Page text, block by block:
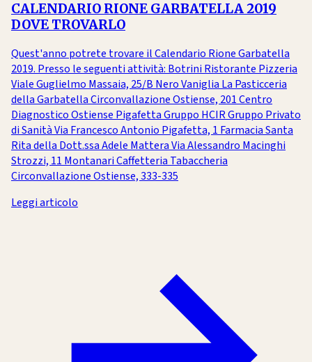
CALENDARIO RIONE GARBATELLA 2019
DOVE TROVARLO
Quest'anno potrete trovare il Calendario Rione Garbatella
2019. Presso le seguenti attività: Botrini Ristorante Pizzeria
Viale Guglielmo Massaia, 25/B Nero Vaniglia La Pasticceria
della Garbatella Circonvallazione Ostiense, 201 Centro
Diagnostico Ostiense Pigafetta Gruppo HCIR Gruppo Privato
di Sanità Via Francesco Antonio Pigafetta, 1 Farmacia Santa
Rita della Dott.ssa Adele Mattera Via Alessandro Macinghi
Strozzi, 11 Montanari Caffetteria Tabaccheria
Circonvallazione Ostiense, 333-335
Leggi articolo